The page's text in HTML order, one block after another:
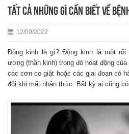
Tất cả những gì cần biết về
12/09/2022
Động kinh là gì? Động kinh là một rối
ương (thần kinh) trong đó hoạt động
các cơn co giật hoặc các giai đoạn có
đôi khi mất nhận thức. Bất kỳ ai cũng